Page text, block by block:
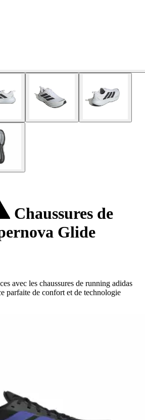
Chaussures de
Glide
avec les chaussures de running adidas
parfaite de confort et de technologie